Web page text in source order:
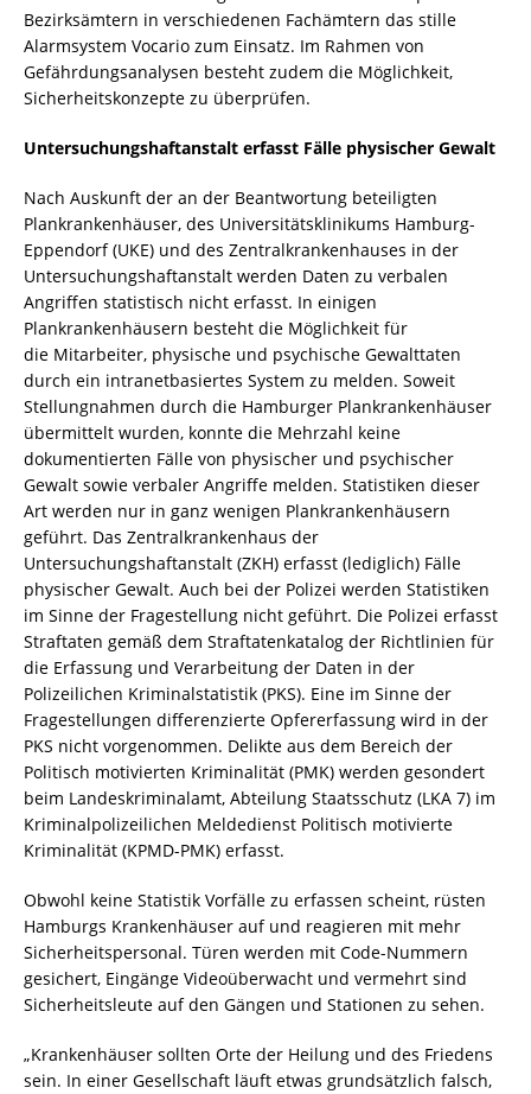
Bezirksämtern in verschiedenen Fachämtern das stille
Alarmsystem Vocario zum Einsatz. Im Rahmen von
Gefährdungsanalysen besteht zudem die Möglichkeit,
Sicherheitskonzepte zu überprüfen.
Untersuchungshaftanstalt erfasst Fälle physischer Gewalt
Nach Auskunft der an der Beantwortung beteiligten
Plankrankenhäuser, des Universitätsklinikums Hamburg-
Eppendorf (UKE) und des Zentralkrankenhauses in der
Untersuchungshaftanstalt werden Daten zu verbalen
Angriffen statistisch nicht erfasst. In einigen
Plankrankenhäusern besteht die Möglichkeit für
die Mitarbeiter, physische und psychische Gewalttaten
durch ein intranetbasiertes System zu melden. Soweit
Stellungnahmen durch die Hamburger Plankrankenhäuser
übermittelt wurden, konnte die Mehrzahl keine
dokumentierten Fälle von physischer und psychischer
Gewalt sowie verbaler Angriffe melden. Statistiken dieser
Art werden nur in ganz wenigen Plankrankenhäusern
geführt. Das Zentralkrankenhaus der
Untersuchungshaftanstalt (ZKH) erfasst (lediglich) Fälle
physischer Gewalt. Auch bei der Polizei werden Statistiken
im Sinne der Fragestellung nicht geführt. Die Polizei erfasst
Straftaten gemäß dem Straftatenkatalog der Richtlinien für
die Erfassung und Verarbeitung der Daten in der
Polizeilichen Kriminalstatistik (PKS). Eine im Sinne der
Fragestellungen differenzierte Opfererfassung wird in der
PKS nicht vorgenommen. Delikte aus dem Bereich der
Politisch motivierten Kriminalität (PMK) werden gesondert
beim Landeskriminalamt, Abteilung Staatsschutz (LKA 7) im
Kriminalpolizeilichen Meldedienst Politisch motivierte
Kriminalität (KPMD-PMK) erfasst.
Obwohl keine Statistik Vorfälle zu erfassen scheint, rüsten
Hamburgs Krankenhäuser auf und reagieren mit mehr
Sicherheitspersonal. Türen werden mit Code-Nummern
gesichert, Eingänge Videoüberwacht und vermehrt sind
Sicherheitsleute auf den Gängen und Stationen zu sehen.
„Krankenhäuser sollten Orte der Heilung und des Friedens
sein. In einer Gesellschaft läuft etwas grundsätzlich falsch,